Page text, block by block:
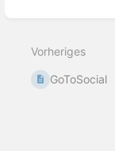
Vorheriges
GoToSocial